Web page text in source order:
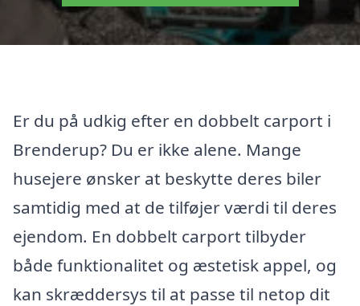
Er du på udkig efter en dobbelt carport i
Brenderup? Du er ikke alene. Mange
husejere ønsker at beskytte deres biler
samtidig med at de tilføjer værdi til deres
ejendom. En dobbelt carport tilbyder
både funktionalitet og æstetisk appel, og
kan skræddersys til at passe til netop dit